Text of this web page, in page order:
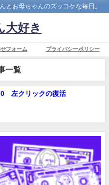
とお母ちゃんのズッコケな毎日。
大好き
フォーム プライバシーポリシー
一覧
左クリックの復活